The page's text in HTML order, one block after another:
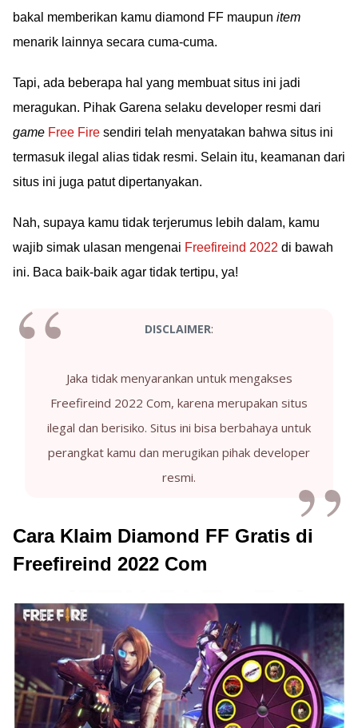
bakal memberikan kamu diamond FF maupun item
menarik lainnya secara cuma-cuma.
Tapi, ada beberapa hal yang membuat situs ini jadi
meragukan. Pihak Garena selaku developer resmi dari
game Free Fire sendiri telah menyatakan bahwa situs ini
termasuk ilegal alias tidak resmi. Selain itu, keamanan dari
situs ini juga patut dipertanyakan.
Nah, supaya kamu tidak terjerumus lebih dalam, kamu
wajib simak ulasan mengenai Freefireind 2022 di bawah
ini. Baca baik-baik agar tidak tertipu, ya!
DISCLAIMER:
Jaka tidak menyarankan untuk mengakses
Freefireind 2022 Com, karena merupakan situs
ilegal dan berisiko. Situs ini bisa berbahaya untuk
perangkat kamu dan merugikan pihak developer
resmi.
Cara Klaim Diamond FF Gratis di
Freefireind 2022 Com